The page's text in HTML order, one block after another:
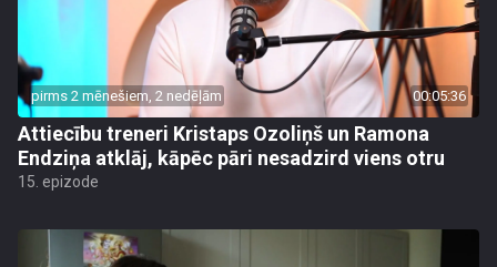
pirms 2 mēnešiem, 2 nedēļām 00:05:36
Attiecību treneri Kristaps Ozoliņš un Ramona
Endziņa atklāj, kāpēc pāri nesadzird viens otru
15. epizode